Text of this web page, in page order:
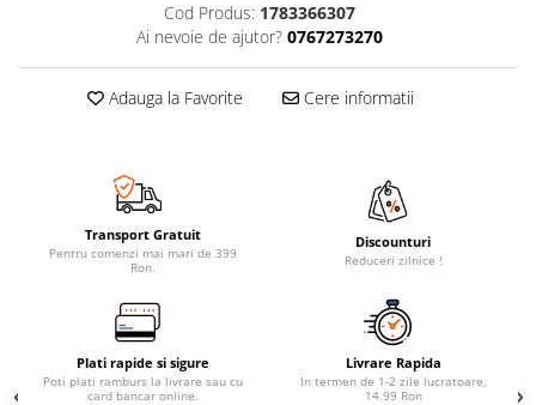
Cod Produs: 1783366307
Ai nevoie de ajutor? 0767273270
Adauga la Favorite Cere informatii
Transport Gratuit
Pentru comenzi mai mari de 399
Ron.
Discounturi
Reduceri zilnice !
Plati rapide si sigure
Poti plati ramburs la livrare sau cu
card bancar online.
Livrare Rapida
In termen de 1-2 zile lucratoare,
14.99 Ron